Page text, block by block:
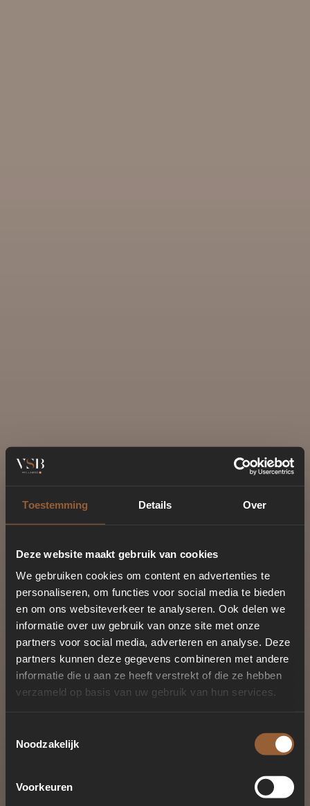
Toestemming Details Over
Deze website maakt gebruik van cookies
We gebruiken cookies om content en advertenties te
personaliseren, om functies voor social media te bieden
en om ons websiteverkeer te analyseren. Ook delen we
informatie over uw gebruik van onze site met onze
partners voor social media, adverteren en analyse. Deze
partners kunnen deze gegevens combineren met andere
informatie die u aan ze heeft verstrekt of die ze hebben
verzameld op basis van uw gebruik van hun services.
Noodzakelijk
Voorkeuren